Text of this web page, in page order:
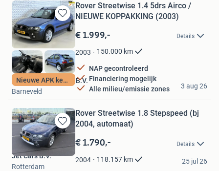
Bewaren
in
Mijn
Favorieten
Nieuwe APK keuring
Rover Streetwise 1.4 5drs Airco /
NIEUWE KOPPAKKING (2003)
€ 1.999,- Details
2003 150.000 km
NAP gecontroleerd
Financiering mogelijk
Alle milieu/emissie zones
Autobedrijf Leeuwis B.V.
Barneveld
3 aug 26
Bewaren
in
Mijn
Favorieten
Rover Streetwise 1.8 Stepspeed (bj
2004, automaat)
€ 1.790,- Details
2004 118.157 km
Jet Cars B.V.
Rotterdam
25 jul 26